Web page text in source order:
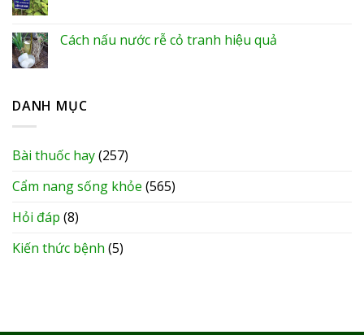
Cách nấu nước rễ cỏ tranh hiệu quả
DANH MỤC
Bài thuốc hay(257)
Cẩm nang sống khỏe (565)
Hỏi đáp (8)
Kiến thức bệnh (5)